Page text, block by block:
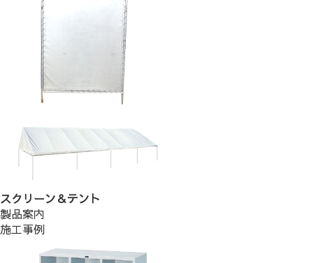
スクリーン＆テント
製品案内
施工事例